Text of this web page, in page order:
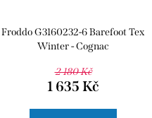
Froddo G3160232-6 Barefoot Tex
Winter - Cognac
2 180 Kč
1 635 Kč